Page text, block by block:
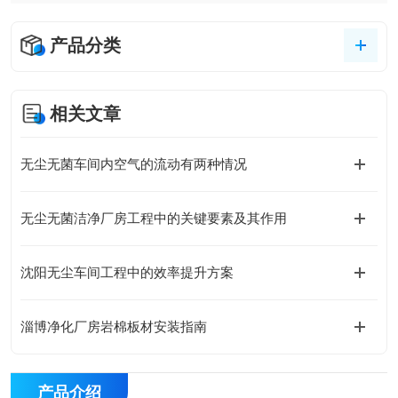
产品分类
相关文章
无尘无菌车间内空气的流动有两种情况
无尘无菌洁净厂房工程中的关键要素及其作用
沈阳无尘车间工程中的效率提升方案
淄博净化厂房岩棉板材安装指南
产品介绍